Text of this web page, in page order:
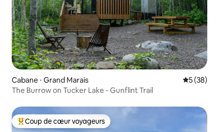
Cabane ⋅ Grand Marais
5 (38)
The Burrow on Tucker Lake - Gunflint Trail
Coups de cœur voyageurs les plus appréciés
Coup de cœur voyageurs